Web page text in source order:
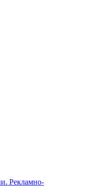
Рекламно-